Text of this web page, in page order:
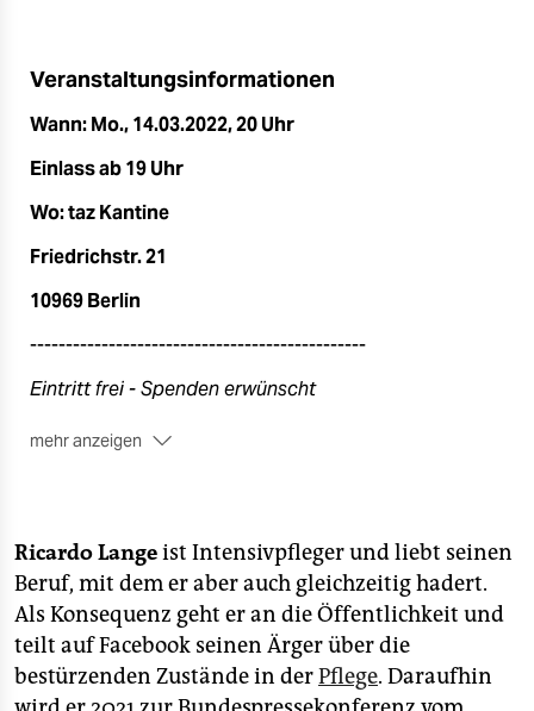
Veranstaltungsinformationen
Wann: Mo., 14.03.2022, 20 Uhr
Einlass ab 19 Uhr
Wo: taz Kantine
Friedrichstr. 21
10969 Berlin
-----------------------------------------------
Eintritt frei- Spenden erwünscht
mehr anzeigen
Aufgrund der geltenden Bestimmungen gibt es leider
nur ein begrenztes Kontingent an Vor-Ort-Tickets.
Bitte per Mail anbuchung@taz.demit Namen und
Anzahl der gewünschten Tickets und dem Betreff
„Intensiv" anmelden. Die Teilnahme ist nur mit einem
im Voraus gebuchten Ticket möglich. Zusätzlich zur
Ricardo Langeist Intensivpfleger und liebt seinen
Beruf, mit dem er aber auch gleichzeitig hadert.
Als Konsequenz geht er an die Öffentlichkeit und
teilt auf Facebook seinen Ärger über die
bestürzenden Zustände in derPflege. Daraufhin